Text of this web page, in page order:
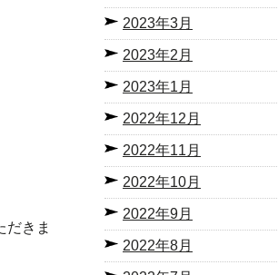
だきま
2023年3月
2023年2月
2023年1月
2022年12月
2022年11月
2022年10月
2022年9月
2022年8月